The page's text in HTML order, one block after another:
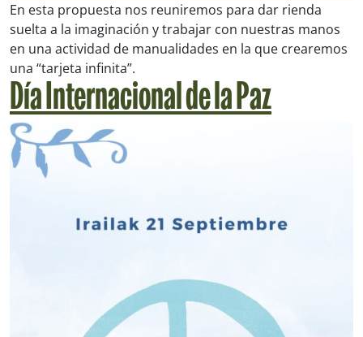
En esta propuesta nos reuniremos para dar rienda
suelta a la imaginación y trabajar con nuestras manos
en una actividad de manualidades en la que crearemos
una “tarjeta infinita”.
Día Internacional de la Paz